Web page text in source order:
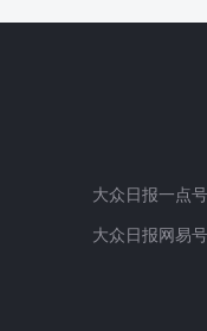
大众日报一点号
大众日报网易号